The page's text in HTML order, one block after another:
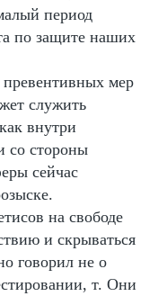
период
по защите наших
мер
служить
внутри
со стороны
сейчас
на свободе
и скрываться
говорил не о
т. Они